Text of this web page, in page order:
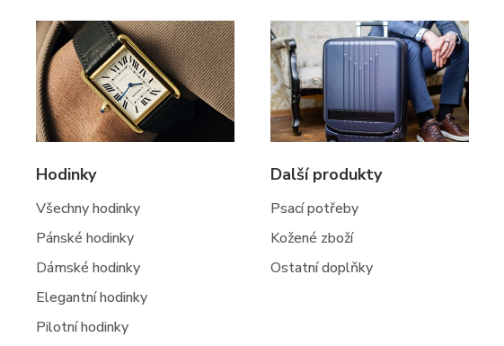
Hodinky
Všechny hodinky
Pánské hodinky
Dámské hodinky
Elegantní hodinky
Pilotní hodinky
Další produkty
Psací potřeby
Kožené zboží
Ostatní doplňky